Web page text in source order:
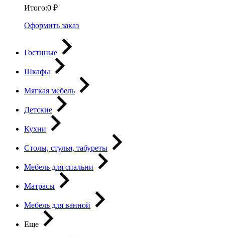
Итого:0 ₽
Оформить заказ
Гостиные
Шкафы
Мягкая мебель
Детские
Кухни
Столы, стулья, табуреты
Мебель для спальни
Матрасы
Мебель для ванной
Еще